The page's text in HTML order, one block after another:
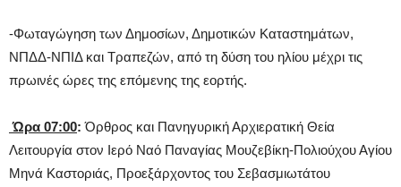
-Φωταγώγηση των Δημοσίων, Δημοτικών Καταστημάτων,
ΝΠΔΔ-NΠΙΔ και Τραπεζών, από τη δύση του ηλίου μέχρι τις
πρωινές ώρες της επόμενης της εορτής.
Ώρα 07:00: Όρθρος και Πανηγυρική Αρχιερατική Θεία
Λειτουργία στον Ιερό Ναό Παναγίας Μουζεβίκη-Πολιούχου Αγίου
Μηνά Καστοριάς, Προεξάρχοντος του Σεβασμιωτάτου